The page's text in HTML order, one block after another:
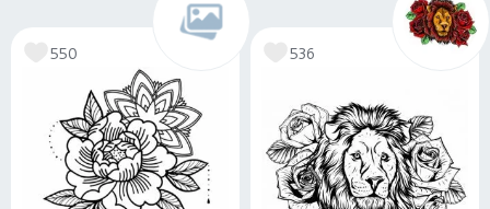
550 536